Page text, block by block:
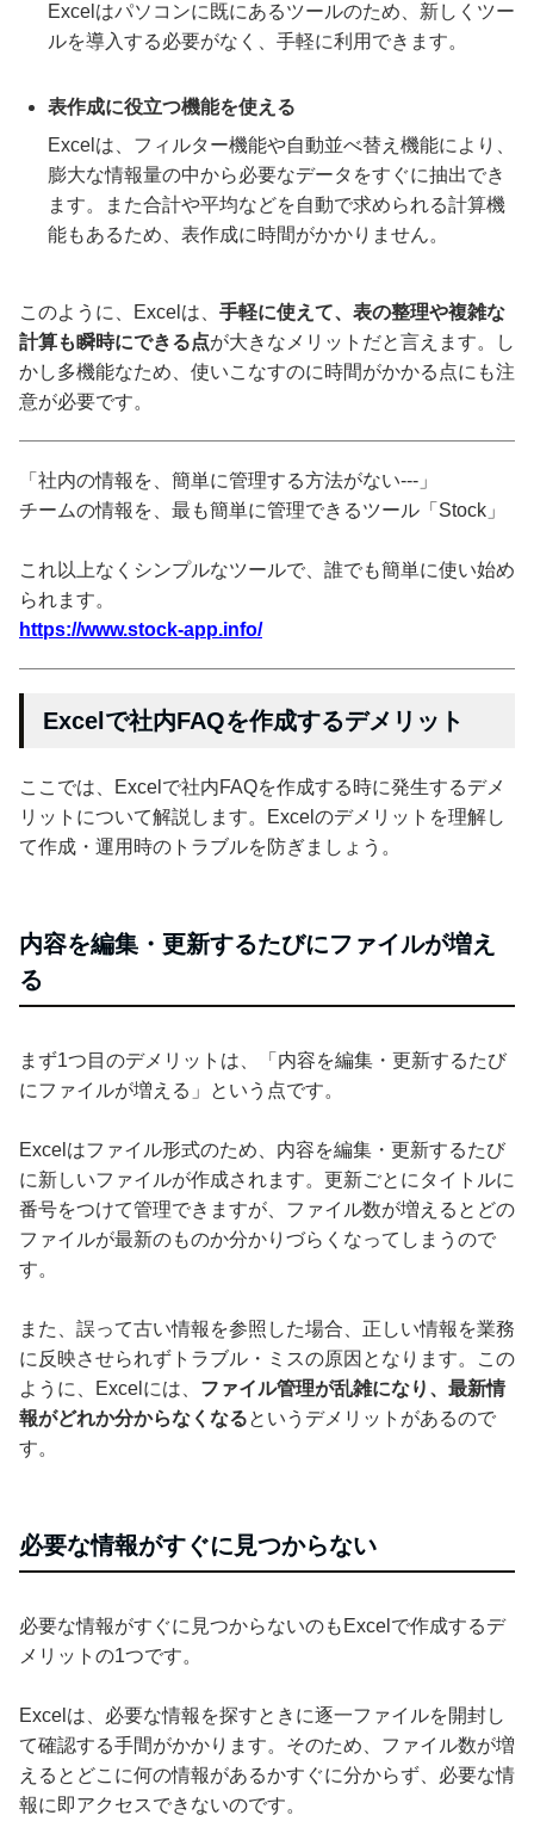
Excelはパソコンに既にあるツールのため、新しくツー
ルを導入する必要がなく、手軽に利用できます。
表作成に役立つ機能を使える
Excelは、フィルター機能や自動並べ替え機能により、
膨大な情報量の中から必要なデータをすぐに抽出でき
ます。また合計や平均などを自動で求められる計算機
能もあるため、表作成に時間がかかりません。
このように、Excelは、 手軽に使えて、表の整理や複雑な
計算も瞬時にできる点が大きなメリットだと言えます。し
かし多機能なため、使いこなすのに時間がかかる点にも注
意が必要です。
「社内の情報を、簡単に管理する方法がない---」
チームの情報を、最も簡単に管理できるツール「Stock」
これ以上なくシンプルなツールで、誰でも簡単に使い始め
られます。
https://www.stock-app.info/
Excelで社内FAQを作成するデメリット
ここでは、Excelで社内FAQを作成する時に発生するデメ
リットについて解説します。Excelのデメリットを理解し
て作成・運用時のトラブルを防ぎましょう。
内容を編集・更新するたびにファイルが増え
る
まず1つ目のデメリットは、「内容を編集・更新するたび
にファイルが増える」という点です。
Excelはファイル形式のため、内容を編集・更新するたび
に新しいファイルが作成されます。更新ごとにタイトルに
番号をつけて管理できますが、ファイル数が増えるとどの
ファイルが最新のものか分かりづらくなってしまうので
す。
また、誤って古い情報を参照した場合、正しい情報を業務
に反映させられずトラブル・ミスの原因となります。この
ように、Excelには、 ファイル管理が乱雑になり、最新情
報がどれか分からなくなるというデメリットがあるので
す。
必要な情報がすぐに見つからない
必要な情報がすぐに見つからないのもExcelで作成するデ
メリットの1つです。
Excelは、必要な情報を探すときに逐一ファイルを開封し
て確認する手間がかかります。そのため、ファイル数が増
えるとどこに何の情報があるかすぐに分からず、必要な情
報に即アクセスできないのです。